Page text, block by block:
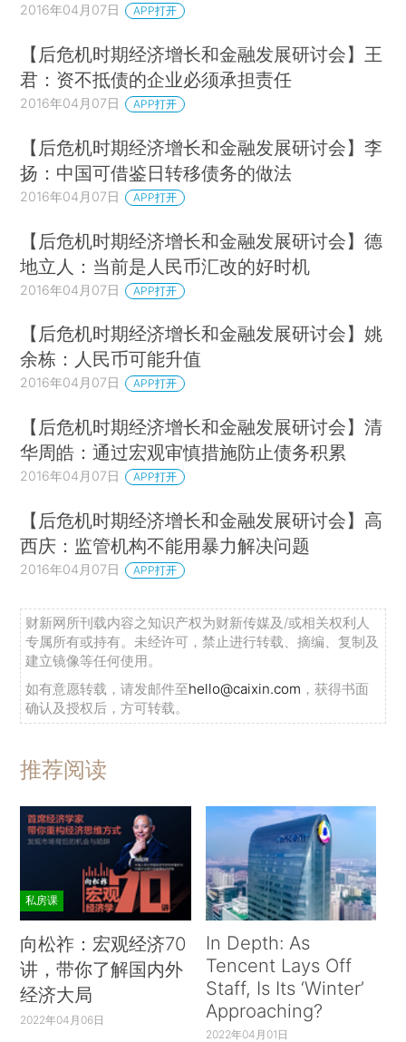
2016年04月07日 APP打开
【后危机时期经济增长和金融发展研讨会】王
君：资不抵债的企业必须承担责任
2016年04月07日 APP打开
【后危机时期经济增长和金融发展研讨会】李
扬：中国可借鉴日转移债务的做法
2016年04月07日 APP打开
【后危机时期经济增长和金融发展研讨会】德
地立人：当前是人民币汇改的好时机
2016年04月07日 APP打开
【后危机时期经济增长和金融发展研讨会】姚
余栋：人民币可能升值
2016年04月07日 APP打开
【后危机时期经济增长和金融发展研讨会】清
华周皓：通过宏观审慎措施防止债务积累
2016年04月07日 APP打开
【后危机时期经济增长和金融发展研讨会】高
西庆：监管机构不能用暴力解决问题
2016年04月07日 APP打开
财新网所刊载内容之知识产权为财新传媒及/或相关权利人
专属所有或持有。未经许可，禁止进行转载、摘编、复制及
建立镜像等任何使用。
如有意愿转载，请发邮件至hello@caixin.com ，获得书面
确认及授权后，方可转载。
推荐阅读
私房课
向松祚：宏观经济70
讲，带你了解国内外
经济大局
2022年04月06日
In Depth: As
Tencent Lays Off
Staff, Is Its ‘Winter’
Approaching?
2022年04月01日